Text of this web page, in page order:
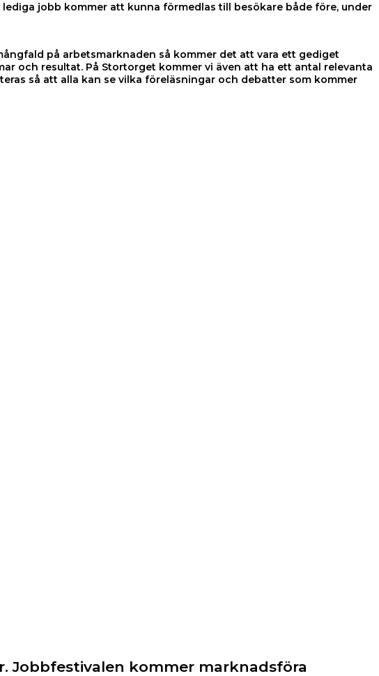
jobb kommer att kunna förmedlas till besökare både före, under
på arbetsmarknaden så kommer det att vara ett gediget
och resultat. På Stortorget kommer vi även att ha ett antal relevanta
så att alla kan se vilka föreläsningar och debatter som kommer
Jobbfestivalen kommer marknadsföra